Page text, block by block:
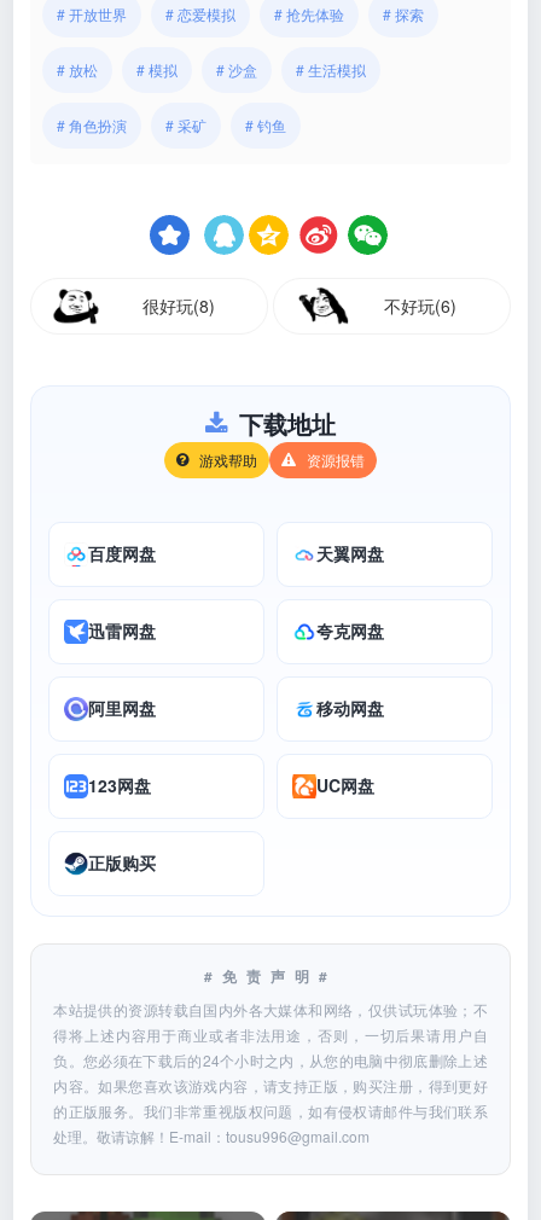
# 开放世界 # 恋爱模拟 # 抢先体验 # 探索
# 放松 # 模拟 # 沙盒 # 生活模拟
# 角色扮演 # 采矿 # 钓鱼
很好玩(8) 不好玩(6)
下载地址
游戏帮助 资源报错
百度网盘 天翼网盘
迅雷网盘 夸克网盘
阿里网盘 移动网盘
123网盘 UC网盘
正版购买
#免责声明#
本站提供的资源转载自国内外各大媒体和网络，仅供试玩体验；不
得将上述内容用于商业或者非法用途，否则，一切后果请用户自
负。您必须在下载后的24个小时之内，从您的电脑中彻底删除上述
内容。如果您喜欢该游戏内容，请支持正版，购买注册，得到更好
的正版服务。我们非常重视版权问题，如有侵权请邮件与我们联系
处理。敬请谅解！E-mail：tousu996@gmail.com